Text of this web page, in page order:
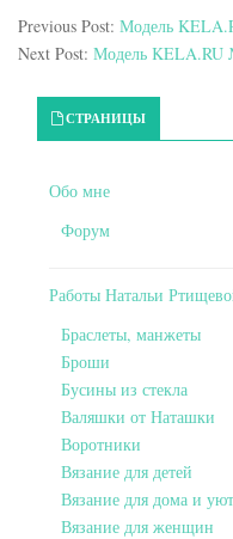
Previous Post: Модель
Next Post: Модель KELA.RU
Primary Sidebar
СТРАНИЦЫ
Обо мне
Форум
Работы Натальи
Браслеты, манжеты
Броши
Бусины из стекла
Валяшки от Наташки
Воротники
Вязание для детей
Вязание для дома и
Вязание для женщин